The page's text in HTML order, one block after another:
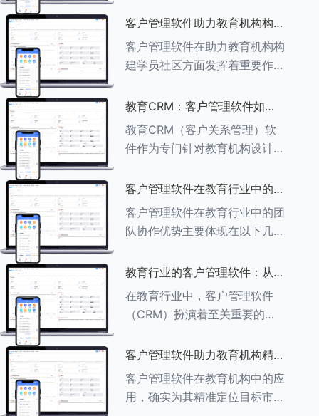
促进家校合作的关键。以下将详
细探讨如何通过教育行业的客户
管理软件来提升家长的参与度。
###
客户管理软件助力教育机构构建
学员社区
客户管理软件在助力教育机构构
建学员社区方面发挥着重要作
述其助力作用： ###一、学员
信息管理 客户管理软件具备强
大的学员信息管理功能，能够集
中存储
教育CRM：客户管理软件如何
增强教育品牌影响力
教育CRM（客户关系管理）软
件作为专门针对教育机构设计的
影响力方面发挥着重要作用。以
下详细分析教育CRM软件如何
助力提升教育品牌影响力：
###一、
客户管理软件在教育行业中的团
队协作优势
客户管理软件在教育行业中的团
队协作优势主要体现在以下几个
与共享 客户管理软件作为强大
的信息存储库，能够整合并记录
学生的基本信息（如姓名、年
龄、联
教育行业的客户管理软件：从招
生到毕业的全方位管理
在教育行业中，客户管理软件
（CRM）扮演着至关重要的角
全方位管理，提升教育机构的管
理效率和学员满意度。以下是一
些适合教育行业的CRM软件及
其功能特点：
客户管理软件助力教育机构精准
定位目标市场
客户管理软件在教育机构中的应
用，确实为其精准定位目标市场